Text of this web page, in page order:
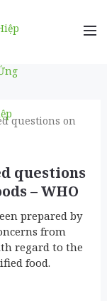
questions on
questions
– WHO
prepared by
from
regard to the
food.